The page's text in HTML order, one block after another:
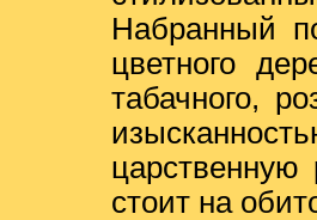
Набранный
цветного
табачного,
царственную
стоит на